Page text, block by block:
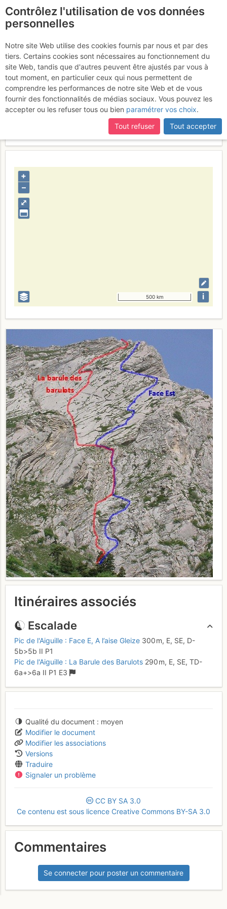
Tracés approximatifs
Activités
Contributeur
Thomas C
Type d'image (licence)
collaboratif (CC by-sa)
1350752508_1737901358.jpg
⤢
+
–
500 km i
Itinéraires associés
Escalade
Pic de l'Aiguille : Face E, A l’aise Gleize 300 m, E, SE, D-
5b>5b II P1
Pic de l'Aiguille : La Barule des Barulots 290 m, E, SE, TD-
6a+>6a II P1 E3
Qualité du document
moyen
Modifier le document
Modifier les associations
Versions
Traduire
Signaler un problème
CC BY SA 3.0
Ce contenu est sous licence Creative Commons BY-SA 3.0
Commentaires
Se connecter pour poster un commentaire
Contrôlez l'utilisation de vos données
personnelles
Notre site Web utilise des cookies fournis par nous et par des
tiers. Certains cookies sont nécessaires au fonctionnement du
site Web, tandis que d'autres peuvent être ajustés par vous à
tout moment, en particulier ceux qui nous permettent de
comprendre les performances de notre site Web et de vous
fournir des fonctionnalités de médias sociaux. Vous pouvez les
accepter ou les refuser tous ou bien paramétrer vos choix.
Tout refuser
Tout accepter